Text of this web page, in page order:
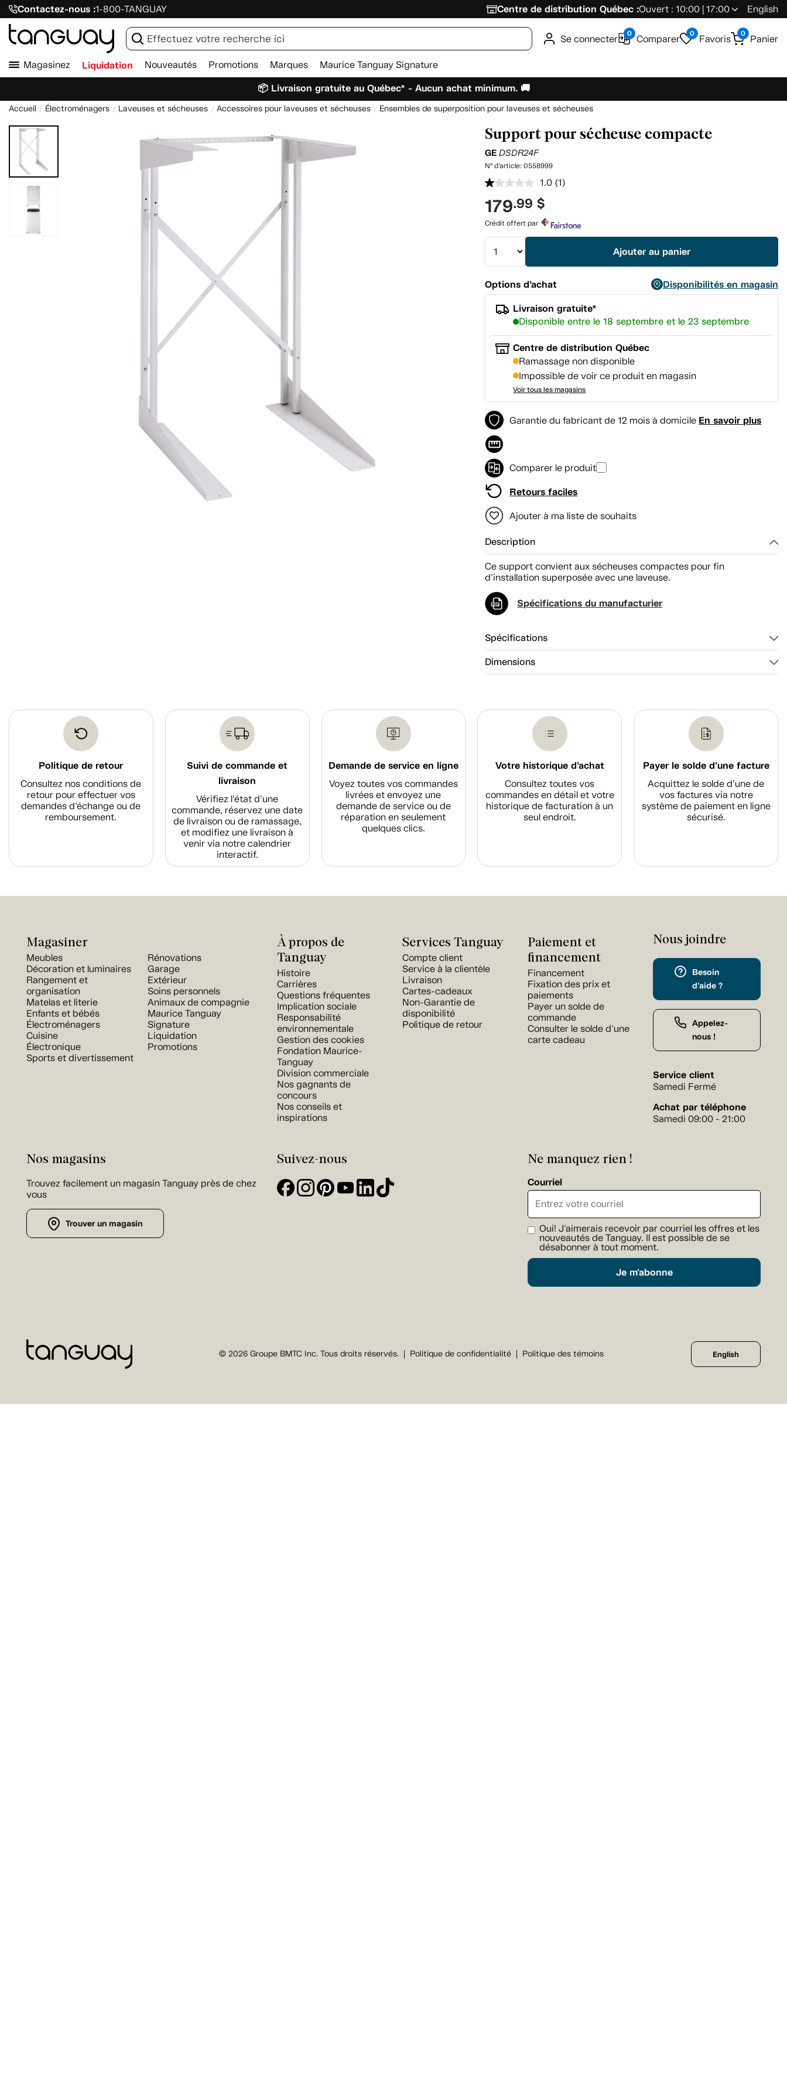
Contactez-nous :1-800-TANGUAY Centre de distribution Québec :Ouvert : 10:00 | 17:00 English
Se connecter 0 Comparer 0 Favoris 0 Panier
Magasinez Liquidation Nouveautés Promotions Marques Maurice Tanguay Signature
📦 Livraison gratuite au Québec* - Aucun achat minimum. 🚚
Accueil Électroménagers Laveuses et sécheuses Accessoires pour laveuses et sécheuses Ensembles de superposition pour laveuses et sécheuses
Support pour sécheuse compacte
GEDSDR24F
N° d'article:0558999
1.0 Lire
vers
(1)
179.99 $
Crédit offert par
Ajouter au panier
Options d’achat
Disponibilités en magasin
Livraison gratuite*
Disponible entre le 18 septembre et le 23 septembre
Centre de distribution Québec
Ramassage non disponible
Impossible de voir ce produit en magasin
Voir tous les magasins
Garantie du fabricant de 12 mois à domicile En savoir plus
Comparer le produit
Retours faciles
Ajouter à ma liste de souhaits
Description
Ce support convient aux sécheuses compactes pour fin
d'installation superposée avec une laveuse.
Spécifications du manufacturier
Spécifications
Dimensions
Politique de retour
Consultez nos conditions de
retour pour effectuer vos
demandes d'échange ou de
remboursement.
Suivi de commande et
livraison
Vérifiez l'état d'une
commande, réservez une date
de livraison ou de ramassage,
et modifiez une livraison à
venir via notre calendrier
interactif.
Demande de service en ligne
Voyez toutes vos commandes
livrées et envoyez une
demande de service ou de
réparation en seulement
quelques clics.
Votre historique d'achat
Consultez toutes vos
commandes en détail et votre
historique de facturation à un
seul endroit.
Payer le solde d'une facture
Acquittez le solde d’une de
vos factures via notre
système de paiement en ligne
sécurisé.
Magasiner
Meubles
Décoration et luminaires
Rangement et
organisation
Matelas et literie
Enfants et bébés
Électroménagers
Cuisine
Électronique
Sports et divertissement
Rénovations
Garage
Extérieur
Soins personnels
Animaux de compagnie
Maurice Tanguay
Signature
Liquidation
Promotions
À propos de
Tanguay
Histoire
Carrières
Questions fréquentes
Implication sociale
Responsabilité
environnementale
Gestion des cookies
Fondation Maurice-
Tanguay
Division commerciale
Nos gagnants de
concours
Nos conseils et
inspirations
Services Tanguay
Compte client
Service à la clientèle
Livraison
Cartes-cadeaux
Non-Garantie de
disponibilité
Politique de retour
Paiement et
financement
Financement
Fixation des prix et
paiements
Payer un solde de
commande
Consulter le solde d'une
carte cadeau
Nous joindre
Besoin
d'aide ?
Appelez-
nous !
Service client
Samedi Fermé
Achat par téléphone
Samedi 09:00 - 21:00
Nos magasins
Trouvez facilement un magasin Tanguay près de chez
vous
Trouver un magasin
Suivez-nous Ne manquez rien !
Courriel
Oui! J'aimerais recevoir par courriel les offres et les
nouveautés de Tanguay. Il est possible de se
désabonner à tout moment.
Je m'abonne
© 2026 Groupe BMTC Inc. Tous droits réservés. Politique de confidentialité Politique des témoins English